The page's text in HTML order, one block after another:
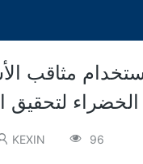
مثاقب
الخضراء لتحقيق
KEXIN 96